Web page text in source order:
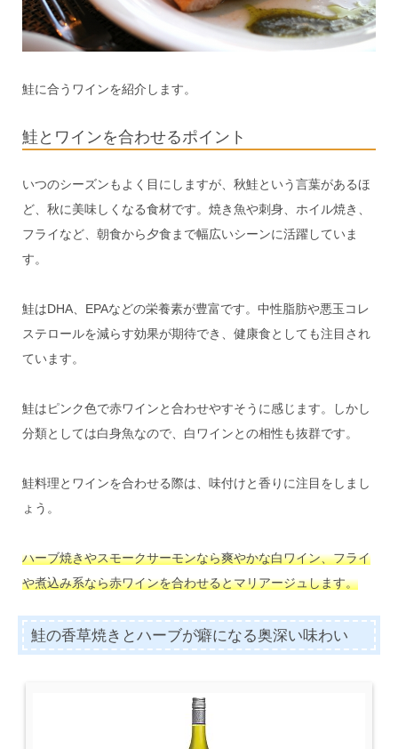
鮭に合うワインを紹介します。
鮭とワインを合わせるポイント
いつのシーズンもよく目にしますが、秋鮭という言葉があるほ
ど、秋に美味しくなる食材です。焼き魚や刺身、ホイル焼き、
フライなど、朝食から夕食まで幅広いシーンに活躍していま
す。
鮭はDHA、EPAなどの栄養素が豊富です。中性脂肪や悪玉コレ
ステロールを減らす効果が期待でき、健康食としても注目され
ています。
鮭はピンク色で赤ワインと合わせやすそうに感じます。しかし
分類としては白身魚なので、白ワインとの相性も抜群です。
鮭料理とワインを合わせる際は、味付けと香りに注目をしまし
ょう。
ハーブ焼きやスモークサーモンなら爽やかな白ワイン、フライ
や煮込み系なら赤ワインを合わせるとマリアージュします。
鮭の香草焼きとハーブが癖になる奥深い味わい